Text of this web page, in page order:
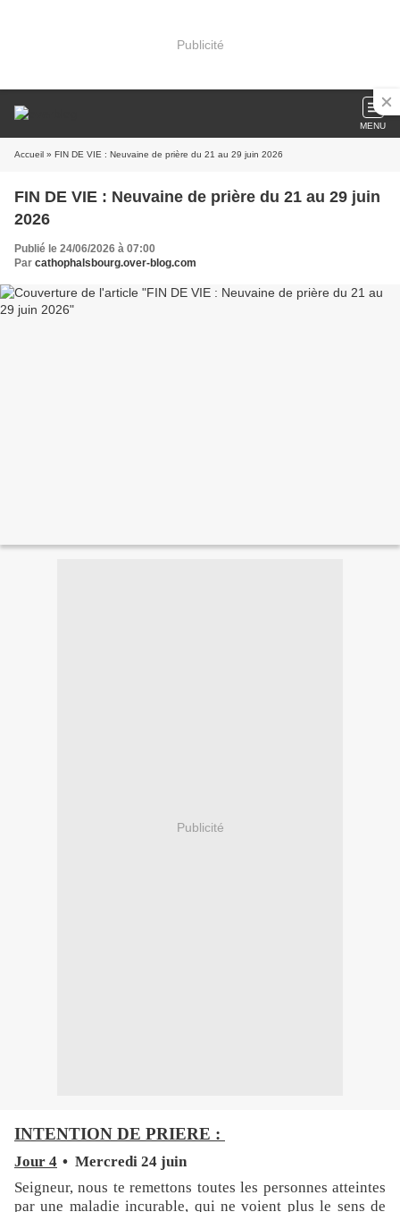
Publicité
MENU
Accueil » FIN DE VIE : Neuvaine de prière du 21 au 29 juin 2026
FIN DE VIE : Neuvaine de prière du 21 au 29 juin
2026
Publié le 24/06/2026 à 07:00
Par cathophalsbourg.over-blog.com
Publicité
INTENTION DE PRIERE :
Jour 4 • Mercredi 24 juin
Seigneur, nous te remettons toutes les personnes atteintes
par une maladie incurable, qui ne voient plus le sens de